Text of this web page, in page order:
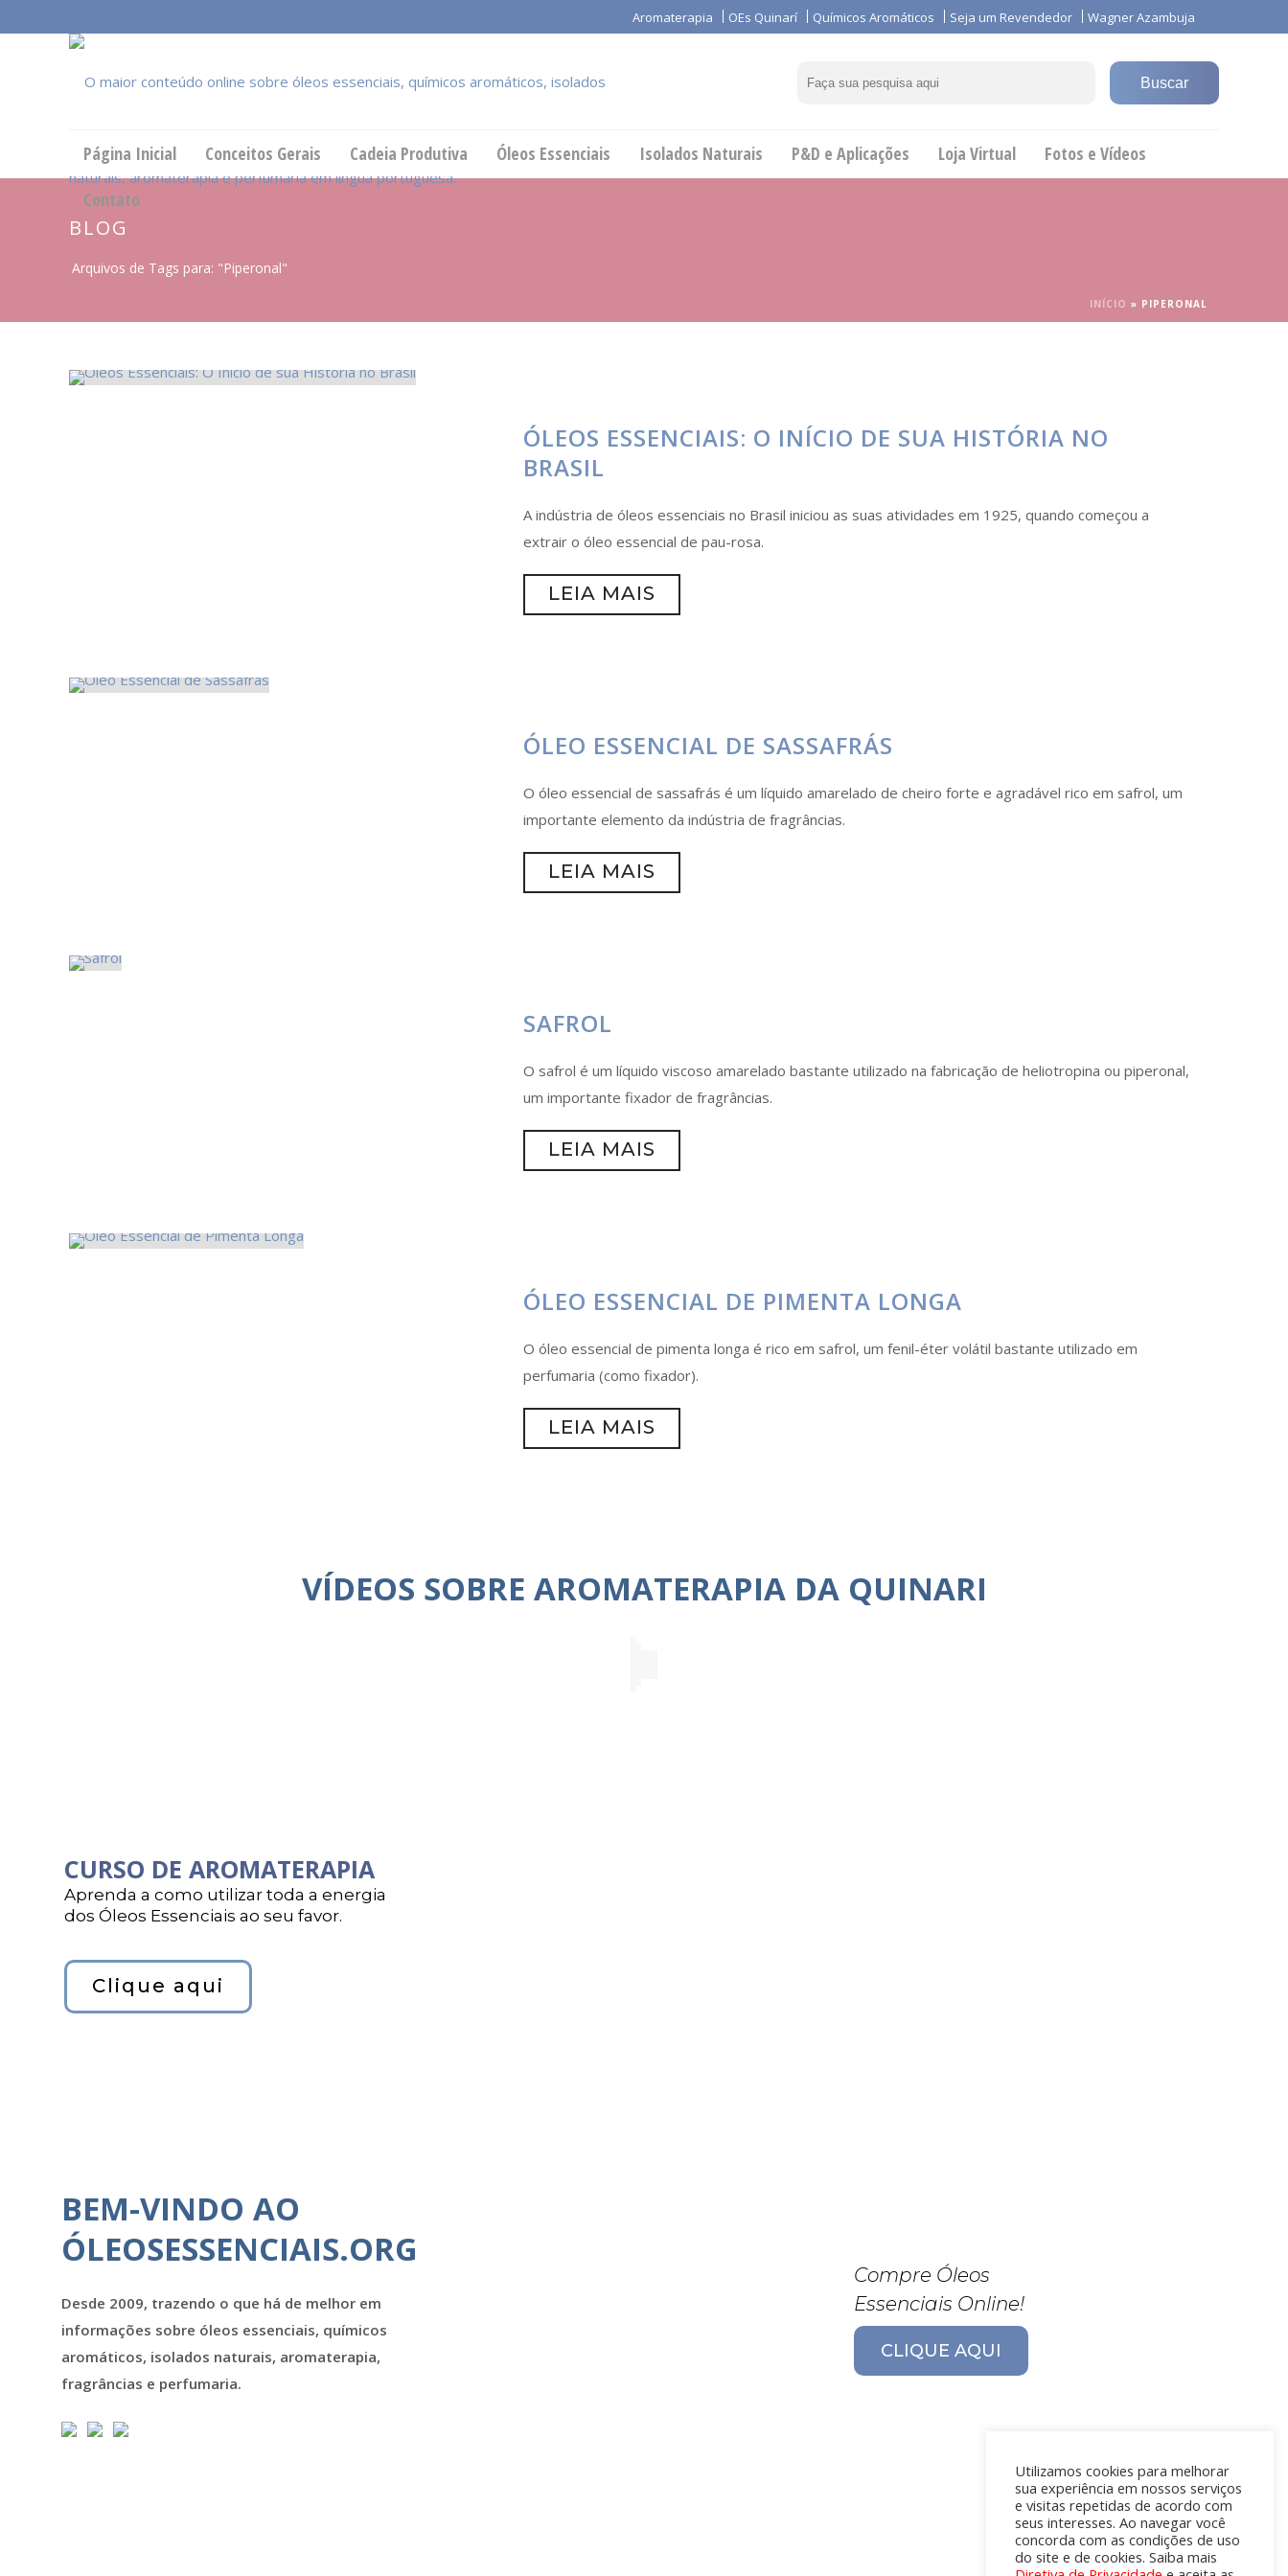
Aromaterapia OEs Quinarí Químicos Aromáticos Seja um Revendedor Wagner Azambuja
Página Inicial Conceitos Gerais Cadeia Produtiva Óleos Essenciais Isolados Naturais P&D e Aplicações Loja Virtual
Fotos e Vídeos
Contato
BLOG
Arquivos de Tags para: "Piperonal"
INÍCIO » PIPERONAL
ÓLEOS ESSENCIAIS: O INÍCIO DE SUA HISTÓRIA NO
BRASIL
A indústria de óleos essenciais no Brasil iniciou as suas atividades em 1925, quando começou a
extrair o óleo essencial de pau-rosa.
LEIA MAIS
ÓLEO ESSENCIAL DE SASSAFRÁS
O óleo essencial de sassafrás é um líquido amarelado de cheiro forte e agradável rico em safrol, um
importante elemento da indústria de fragrâncias.
LEIA MAIS
SAFROL
O safrol é um líquido viscoso amarelado bastante utilizado na fabricação de heliotropina ou piperonal,
um importante fixador de fragrâncias.
LEIA MAIS
ÓLEO ESSENCIAL DE PIMENTA LONGA
O óleo essencial de pimenta longa é rico em safrol, um fenil-éter volátil bastante utilizado em
perfumaria (como fixador).
LEIA MAIS
VÍDEOS SOBRE AROMATERAPIA DA QUINARI
CURSO DE AROMATERAPIA
Aprenda a como utilizar toda a energia
dos Óleos Essenciais ao seu favor.
Clique aqui
BEM-VINDO AO
ÓLEOSESSENCIAIS.ORG
Desde 2009, trazendo o que há de melhor em
informações sobre óleos essenciais, químicos
aromáticos, isolados naturais, aromaterapia,
fragrâncias e perfumaria.
Compre Óleos
Essenciais Online!
CLIQUE AQUI
Utilizamos cookies para melhorar
sua experiência em nossos serviços
e visitas repetidas de acordo com
seus interesses. Ao navegar você
concorda com as condições de uso
do site e de cookies. Saiba mais